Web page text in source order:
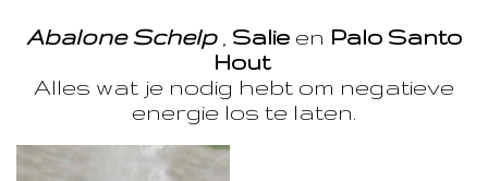
Abalone Schelp, Salie en Palo Santo
Hout
Alles wat je nodig hebt om negatieve
energie los te laten.